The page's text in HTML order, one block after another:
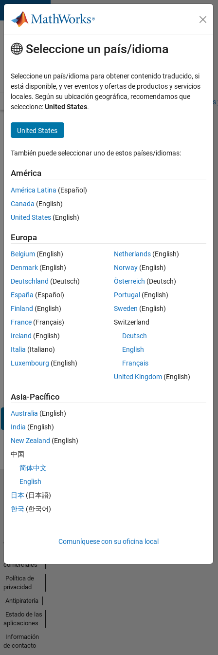
Saltar al contenido
Ofertas
de
empleo
MathWorks
Visión general Búsqueda de empleo Oficinas locales
Enviar
solicitud
User
Experience
Designer
Inicie
en
su
cuenta
empleo
Dirección de correo electrónico
contraseña?
Iniciar
sesión
Seleccione un país/idioma
Seleccione un país/idioma para obtener contenido traducido, si
está disponible, y ver eventos y ofertas de productos y servicios
locales. Según su ubicación geográfica, recomendamos que
seleccione:United States.
United States
También puede seleccionar uno de estos países/idiomas:
América
América Latina (Español)
Canada (English)
United States (English)
Europa
Belgium (English)
Denmark (English)
Deutschland (Deutsch)
España (Español)
Finland (English)
France (Français)
Ireland (English)
Italia (Italiano)
Luxembourg (English)
Netherlands(English)
Norway(English)
Österreich (Deutsch)
Portugal (English)
Sweden (English)
Switzerland
Deutsch
English
Français
United Kingdom(English)
Asia-Pacífico
Australia (English)
India (English)
New Zealand (English)
中国
简体中文
English
日本 (日本語)
한국 (한국어)
Comuníquese con su oficina local
Seleccione un país/idioma
América
Latina
confianza
comerciales
Política de
privacidad
Antipiratería
Estado de las
aplicaciones
Información
de contacto